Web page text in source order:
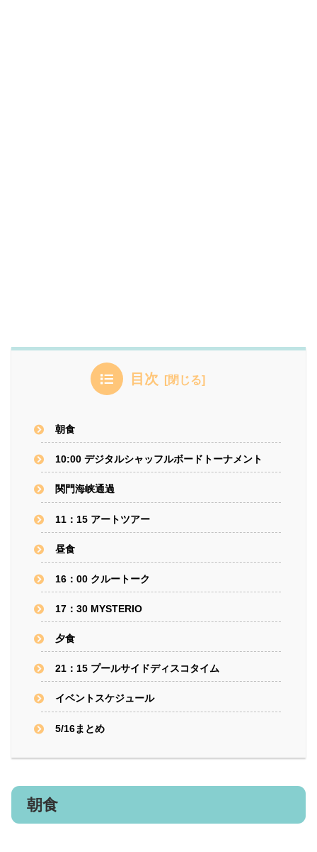
目次
朝食
10:00 デジタルシャッフルボードトーナメント
関門海峡通過
11：15 アートツアー
昼食
16：00 クルートーク
17：30 MYSTERIO
夕食
21：15 プールサイドディスコタイム
イベントスケジュール
5/16まとめ
朝食